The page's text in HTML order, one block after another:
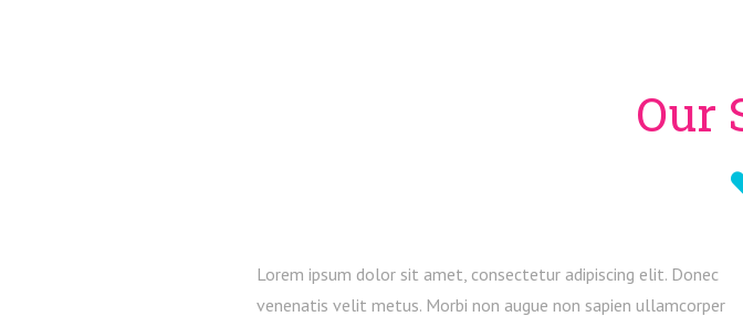
Our
Lorem ipsum dolor sit amet, consectetur adipiscing elit. Donec
venenatis velit metus. Morbi non augue non sapien ullamcorper